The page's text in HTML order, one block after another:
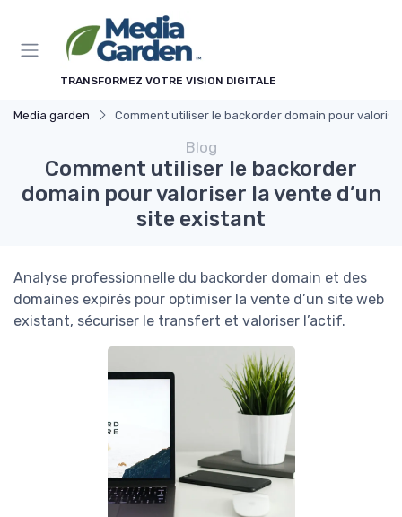
TRANSFORMEZ VOTRE VISION DIGITALE
Media garden Comment utiliser le backorder domain pour
Blog
Comment utiliser le backorder
domain pour valoriser la vente d’un
site existant
Analyse professionnelle du backorder domain et des
domaines expirés pour optimiser la vente d’un site web
existant, sécuriser le transfert et valoriser l’actif.